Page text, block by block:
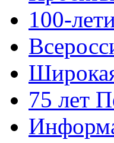
100-
75 лет